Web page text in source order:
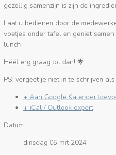
gezellig samenzijn is zijn de
Laat u bedienen door de
voetjes onder tafel en geniet
lunch
Héél erg graag tot dan! 🌟
PS: vergeet je niet in te schrijven
+ Aan Google Kalender
+ iCal / Outlook export
Datum
dinsdag 05 mrt 2024